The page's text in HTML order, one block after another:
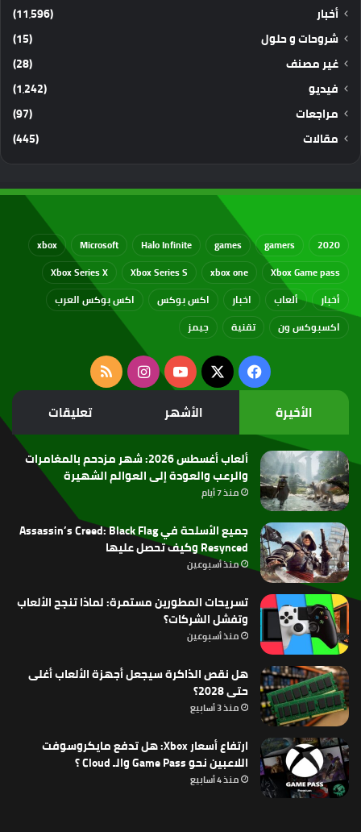
أخبار
(11٬596)
شروحات و حلول
(15)
غير مصنف
(28)
فيديو
(1٬242)
مراجعات
(97)
مقالات
(445)
2020
gamers
games
Halo Infinite
Microsoft
xbox
Xbox Game pass
xbox one
Xbox Series S
Xbox Series X
أخبار
ألعاب اخبار اكس بوكس
اكس بوكس العرب
اكسبوكس ون
تقنية جيمز
فيسبوك
‫X
‫YouTubeانستقرامملخص
الموقع
RSS
الأخيرة الأشهر تعليقات
ألعاب أغسطس 2026: شهر مزدحم بالمغامرات
والرعب والعودة إلى العوالم الشهيرة
منذ 7 أيام
جميع الأسلحة في Assassin’s Creed: Black Flag
Resynced وكيف تحصل عليها
منذ أسبوعين
تسريحات المطورين مستمرة: لماذا تنجح الألعاب
وتفشل الشركات؟
منذ أسبوعين
هل نقص الذاكرة سيجعل أجهزة الألعاب أغلى
حتى 2028؟
منذ 3 أسابيع
ارتفاع أسعار Xbox: هل تدفع مايكروسوفت
اللاعبين نحو Game Pass والـ Cloud ؟
منذ 4 أسابيع